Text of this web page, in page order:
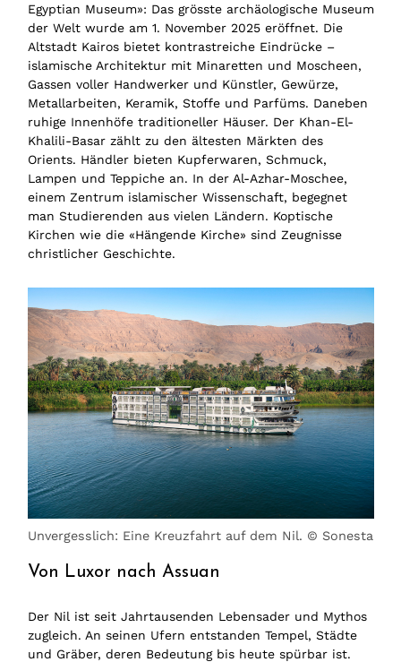
Egyptian Museum»: Das grösste archäologische Museum
der Welt wurde am 1. November 2025 eröffnet. Die
Altstadt Kairos bietet kontrastreiche Eindrücke –
islamische Architektur mit Minaretten und Moscheen,
Gassen voller Handwerker und Künstler, Gewürze,
Metallarbeiten, Keramik, Stoffe und Parfüms. Daneben
ruhige Innenhöfe traditioneller Häuser. Der Khan-El-
Khalili-Basar zählt zu den ältesten Märkten des
Orients. Händler bieten Kupferwaren, Schmuck,
Lampen und Teppiche an. In der Al-Azhar-Moschee,
einem Zentrum islamischer Wissenschaft, begegnet
man Studierenden aus vielen Ländern. Koptische
Kirchen wie die «Hängende Kirche» sind Zeugnisse
christlicher Geschichte.
Unvergesslich: Eine Kreuzfahrt auf dem Nil. © Sonesta
Von Luxor nach Assuan
Der Nil ist seit Jahrtausenden Lebensader und Mythos
zugleich. An seinen Ufern entstanden Tempel, Städte
und Gräber, deren Bedeutung bis heute spürbar ist.